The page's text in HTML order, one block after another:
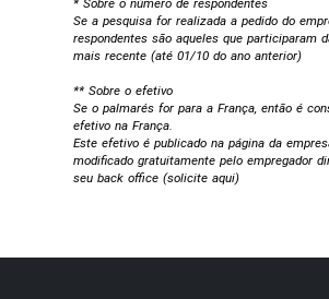
Se a pesquisa for realizada a pedido do
respondentes são aqueles que participaram
mais recente (até 01/10 do ano anterior)
** Sobre o efetivo
Se o palmarés for para a França, então é
efetivo na França.
Este efetivo é publicado na página da
modificado gratuitamente pelo empregador
seu back office (solicite aqui)